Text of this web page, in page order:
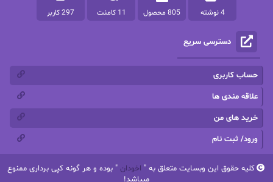
پروانه قدیمی پروانه محمدی
پریسا شکور(طوفان خاموش)
پنلوپه وارد
تاران
ترنم.25
ثمین سرابی جان فاولز
4 نوشته 805 محصول 11 کامنت 297 کاربر
دسترسی سریع
حساب کاربری
علاقه مندی ها
خرید های من
ورود/ ثبت نام
کلیه حقوق این وبسایت متعلق به " اخودان " بوده و هر گونه کپی برداری ممنوع
میباشد!